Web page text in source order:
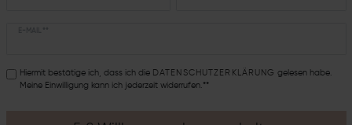
Hiermit bestätige ich, dass ich die DATEN­SCHUTZ­ERKLÄRUNG gelesen habe.
Meine Einwilligung kann ich jederzeit widerrufen.**